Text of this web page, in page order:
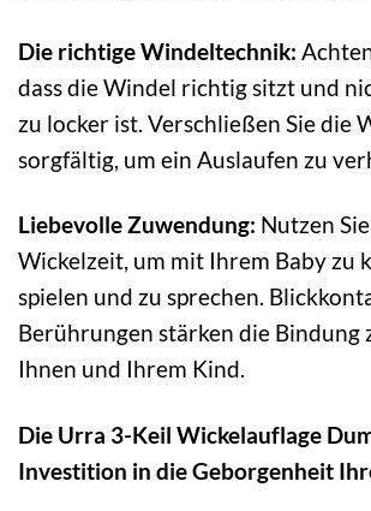
Die richtige Windeltechnik:
dass die Windel richtig sitzt und
zu locker ist. Verschließen Sie die
sorgfältig, um ein Auslaufen zu
Liebevolle Zuwendung: Nutzen
Wickelzeit, um mit Ihrem Baby zu
spielen und zu sprechen.
Berührungen stärken die Bindung
Ihnen und Ihrem Kind.
Die Urra 3-Keil Wickelauflage
Investition in die Geborgenheit